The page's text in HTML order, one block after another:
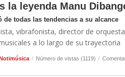
la leyenda Manu
todas las tendencias a su alcance
vibrafonista, director de
a lo largo de su trayectoria
/ Número de vistas (1119) /